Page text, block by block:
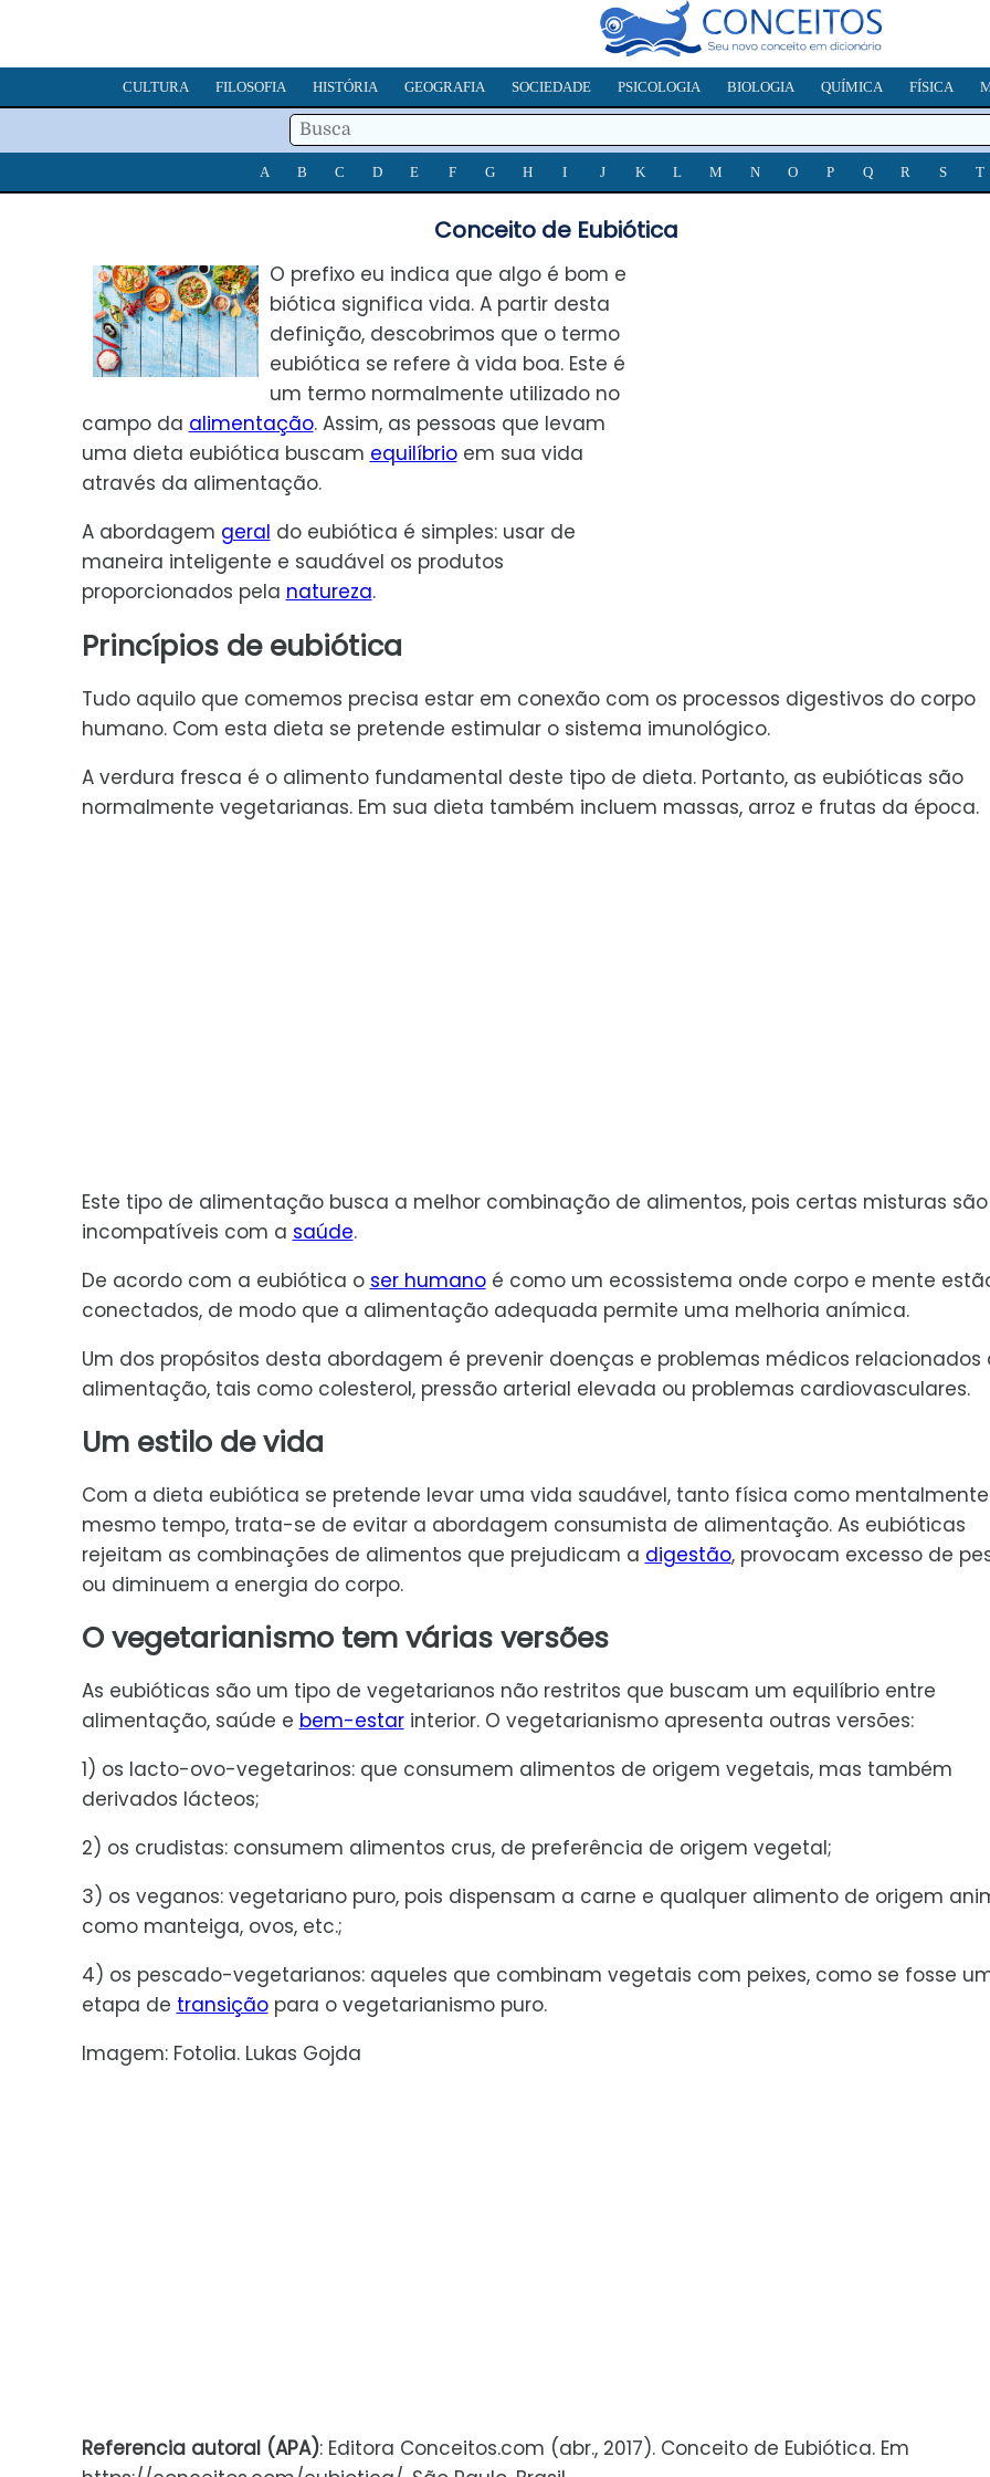
CULTURA FILOSOFIA HISTÓRIA GEOGRAFIA SOCIEDADE PSICOLOGIA BIOLOGIA QUÍMICA FÍSICA
A B C D E F G H I J K L M N O P Q R S T
Conceito de Eubiótica
O prefixo eu indica que algo é bom e
biótica significa vida. A partir desta
definição, descobrimos que o termo
eubiótica se refere à vida boa. Este é
um termo normalmente utilizado no
campo da alimentação. Assim, as pessoas que levam
uma dieta eubiótica buscam equilíbrioem sua vida
através da alimentação.
A abordagem geral do eubiótica é simples: usar de
maneira inteligente e saudável os produtos
proporcionados pela natureza.
Princípios de eubiótica
Tudo aquilo que comemos precisa estar em conexão com os processos digestivos do corpo
humano. Com esta dieta se pretende estimular o sistema imunológico.
A verdura fresca é o alimento fundamental deste tipo de dieta. Portanto, as eubióticas são
normalmente vegetarianas. Em sua dieta também incluem massas, arroz e frutas da época.
Este tipo de alimentação busca a melhor combinação de alimentos, pois certas misturas são
incompatíveis com a saúde.
De acordo com a eubiótica o ser humanoé como um ecossistema onde corpo e mente
conectados, de modo que a alimentação adequada permite uma melhoria anímica.
Um dos propósitos desta abordagem é prevenir doenças e problemas médicos relacionados
alimentação, tais como colesterol, pressão arterial elevada ou problemas cardiovasculares.
Um estilo de vida
Com a dieta eubiótica se pretende levar uma vida saudável, tanto física como
mesmo tempo, trata-se de evitar a abordagem consumista de alimentação. As eubióticas
rejeitam as combinações de alimentos que prejudicam a digestão, provocam excesso de
ou diminuem a energia do corpo.
O vegetarianismo tem várias versões
As eubióticas são um tipo de vegetarianos não restritos que buscam um equilíbrio entre
alimentação, saúde e bem-estarinterior. O vegetarianismo apresenta outras versões:
1) os lacto-ovo-vegetarinos: que consumem alimentos de origem vegetais, mas também
derivados lácteos;
2) os crudistas: consumem alimentos crus, de preferência de origem vegetal;
3) os veganos: vegetariano puro, pois dispensam a carne e qualquer alimento de origem
como manteiga, ovos, etc.;
4) os pescado-vegetarianos: aqueles que combinam vegetais com peixes, como se fosse
etapa de transiçãopara o vegetarianismo puro.
Imagem: Fotolia. Lukas Gojda
Referencia autoral (APA): Editora Conceitos.com (abr., 2017). Conceito de Eubiótica. Em